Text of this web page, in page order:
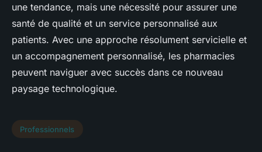
une tendance, mais une nécessité pour assurer une
santé de qualité et un service personnalisé aux
patients. Avec une approche résolument servicielle et
un accompagnement personnalisé, les pharmacies
peuvent naviguer avec succès dans ce nouveau
paysage technologique.
Professionnels